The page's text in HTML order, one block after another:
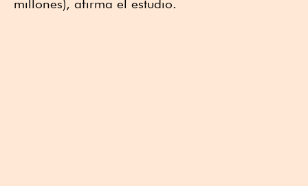
millones), afirma el estudio.